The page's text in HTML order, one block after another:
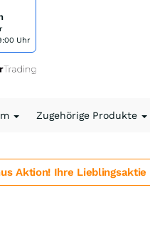
Uhr
Zugehörige Produkte
Aktion! Ihre